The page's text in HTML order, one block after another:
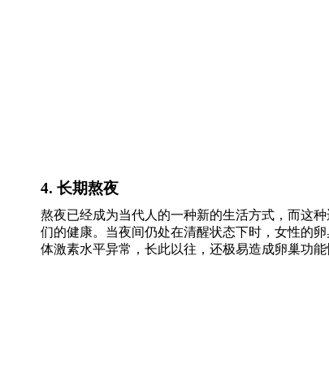
4. 长期熬夜
熬夜已经成为当代人的一种新的生活方式，而这
们的健康。当夜间仍处在清醒状态下时，女性的
体激素水平异常，长此以往，还极易造成卵巢功能